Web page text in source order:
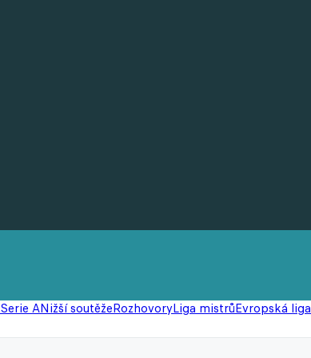
Serie ANižší soutěžeRozhovoryLiga mistrůEvropská liga